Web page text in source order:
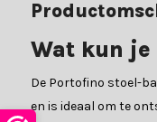
Wat kun je
De Portofino stoel-
en is ideaal om te